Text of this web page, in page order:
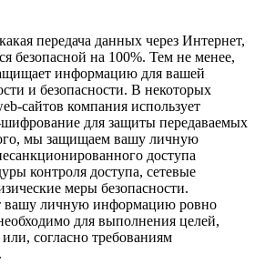
передача данных через Интернет,
безопасной на 100%. Тем не менее,
информацию для вашей
и безопасности. В некоторых
сайтов компания использует
шифрование для защиты передаваемых
мы защищаем вашу личную
доступа
контроля доступа, сетевые
меры безопасности.
вашу личную информацию ровно
для выполнения целей,
согласно требованиям